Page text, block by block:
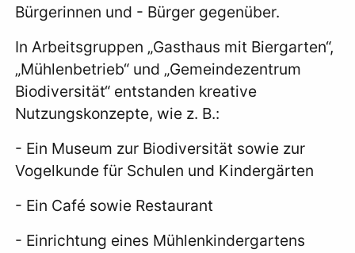
Bürgerinnen und - Bürger gegenüber.
In Arbeitsgruppen „Gasthaus mit Biergarten“,
„Mühlenbetrieb“ und „Gemeindezentrum
Biodiversität“ entstanden kreative
Nutzungskonzepte, wie z. B.:
- Ein Museum zur Biodiversität sowie zur
Vogelkunde für Schulen und Kindergärten
- Ein Café sowie Restaurant
- Einrichtung eines Mühlenkindergartens